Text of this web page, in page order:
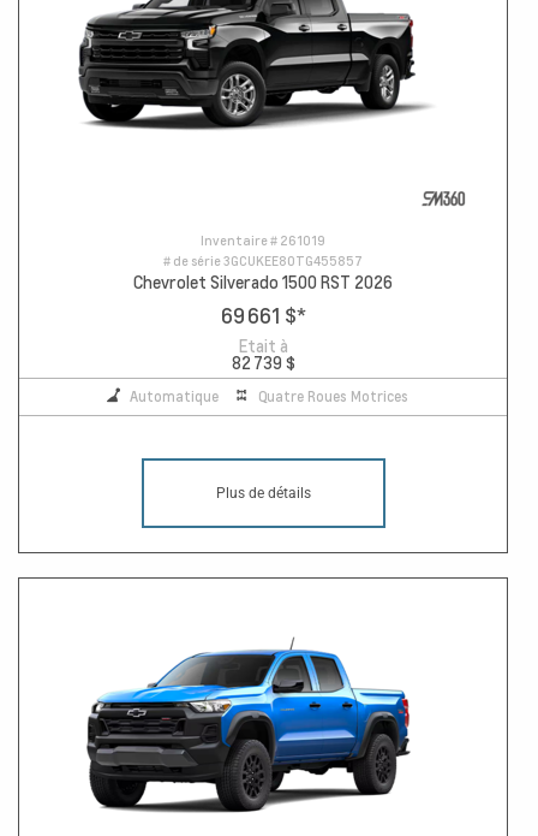
Inventaire # 261019
# de série3GCUKEE80TG455857
Chevrolet Silverado 1500 RST 2026
69 661 $*
Etait à
82 739 $
Automatique Quatre Roues Motrices
Plus de détails